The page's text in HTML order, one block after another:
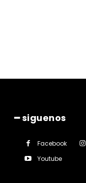
━ siguenos
Facebook
Youtube